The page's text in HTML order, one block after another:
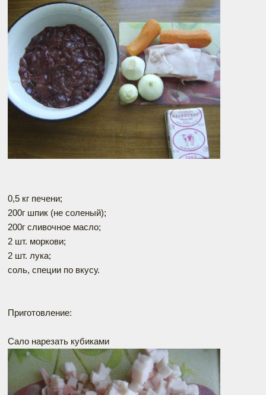
0,5 кг печени;
200г шпик (не соленый);
200г сливочное масло;
2 шт. моркови;
2 шт. лука;
соль, специи по вкусу.
Приготовление:
Сало нарезать кубиками